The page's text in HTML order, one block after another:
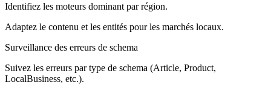
Identifiez les moteurs dominant par région.
Adaptez le contenu et les entités pour les marchés locaux.
Surveillance des erreurs de schema
Suivez les erreurs par type de schema (Article, Product,
LocalBusiness, etc.).